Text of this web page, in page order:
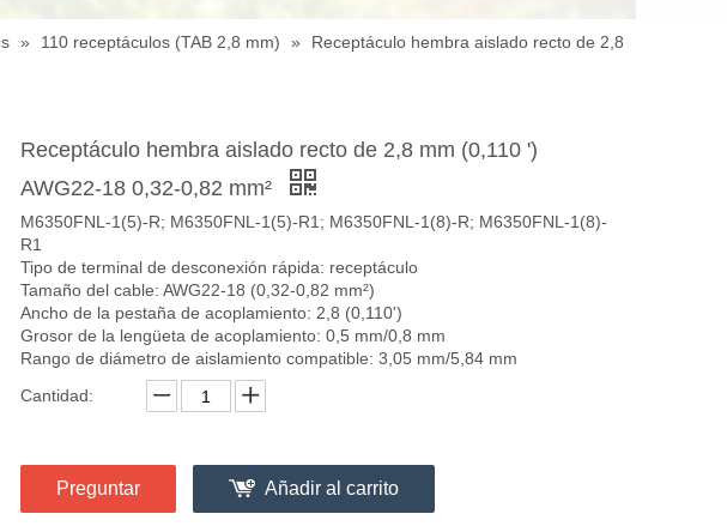
» 110 receptáculos (TAB 2,8 mm) »
Receptáculo hembra aislado recto de 2,8
Receptáculo hembra aislado recto de 2,8 mm (0,110 ')
AWG22-18 0,32-0,82 mm²
M6350FNL-1(5)-R; M6350FNL-1(5)-R1; M6350FNL-1(8)-R; M6350FNL-1(8)-
R1
Tipo de terminal de desconexión rápida: receptáculo
Tamaño del cable: AWG22-18 (0,32-0,82 mm²)
Ancho de la pestaña de acoplamiento: 2,8 (0,110')
Grosor de la lengüeta de acoplamiento: 0,5 mm/0,8 mm
Rango de diámetro de aislamiento compatible: 3,05 mm/5,84 mm
Cantidad:
Preguntar Añadir al carrito